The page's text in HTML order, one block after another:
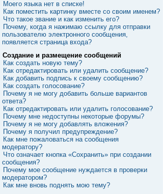
Моего языка нет в списке!
Как поместить картинку вместе со своим именем?
Что такое звание и как изменить его?
Почему, когда я нажимаю ссылку для отправки
пользователю электронного сообщения,
появляется страница входа?
Создание и размещение сообщений
Как создать новую тему?
Как отредактировать или удалить сообщение?
Как добавить подпись к своему сообщению?
Как создать голосование?
Почему я не могу добавить больше вариантов
ответа?
Как отредактировать или удалить голосование?
Почему мне недоступны некоторые форумы?
Почему я не могу добавлять вложения?
Почему я получил предупреждение?
Как мне пожаловаться на сообщения
модератору?
Что означает кнопка «Сохранить» при создании
сообщения?
Почему мое сообщение нуждается в проверки
модератором?
Как мне вновь поднять мою тему?